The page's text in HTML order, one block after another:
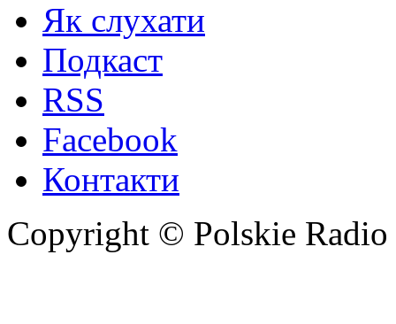
Як слухати
Подкаст
RSS
Facebook
Контакти
Copyright © Polskie